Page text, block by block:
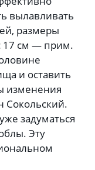
вылавливать
размеры
17 см — прим.
и оставить
изменения
Сокольский.
задуматься
Эту